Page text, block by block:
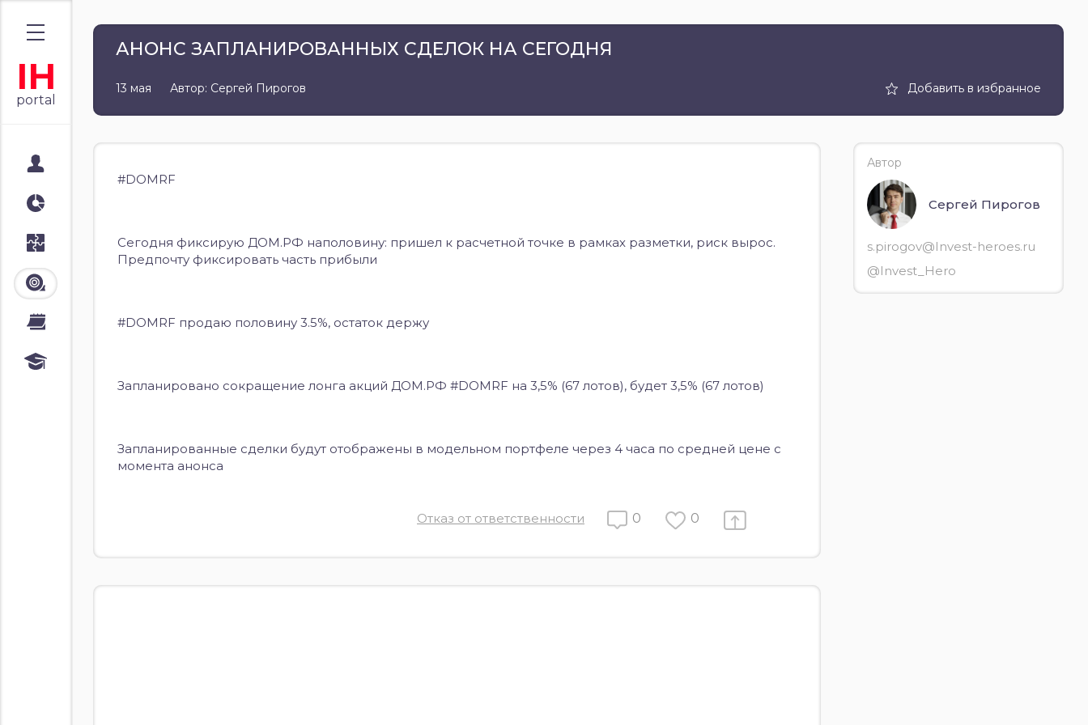
IH
portal
Стратегии
Лента
Календари
АНОНС ЗАПЛАНИРОВАННЫХ СДЕЛОК НА СЕГОДНЯ
13 мая Автор: Сергей Пирогов Добавить в избранное
#DOMRF
Сегодня фиксирую ДОМ.РФ наполовину: пришел к расчетной точке в рамках разметки, риск вырос.
Предпочту фиксировать часть прибыли
#DOMRF продаю половину 3.5%, остаток держу
Запланировано сокращение лонга акций ДОМ.РФ #DOMRF на 3,5% (67 лотов), будет 3,5% (67 лотов)
Запланированные сделки будут отображены в модельном портфеле через 4 часа по средней цене с
момента анонса
Отказ от ответственности 0 0
Автор
Сергей Пирогов
s.pirogov@Invest-heroes.ru
@Invest_Hero